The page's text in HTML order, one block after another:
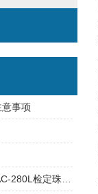
事项